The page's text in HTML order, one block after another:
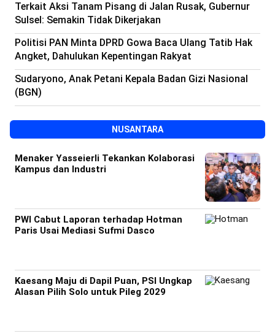
Terkait Aksi Tanam Pisang di Jalan Rusak, Gubernur
Sulsel: Semakin Tidak Dikerjakan
Politisi PAN Minta DPRD Gowa Baca Ulang Tatib Hak
Angket, Dahulukan Kepentingan Rakyat
Sudaryono, Anak Petani Kepala Badan Gizi Nasional
(BGN)
NUSANTARA
Menaker Yasseierli Tekankan Kolaborasi
Kampus dan Industri
PWI Cabut Laporan terhadap Hotman
Paris Usai Mediasi Sufmi Dasco
Kaesang Maju di Dapil Puan, PSI Ungkap
Alasan Pilih Solo untuk Pileg 2029